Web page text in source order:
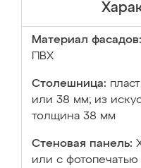
Материал фасадов:
ПВХ
Столешница:
или 38 мм; из
толщина 38 мм
Стеновая панель:
или с фотопечатью